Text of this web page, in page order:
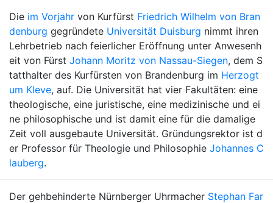
Die im Vorjahr von Kurfürst Friedrich Wilhelm von Bran
denburg gegründete Universität Duisburg nimmt ihren
Lehrbetrieb nach feierlicher Eröffnung unter Anwesenh
eit von Fürst Johann Moritz von Nassau-Siegen, dem S
tatthalter des Kurfürsten von Brandenburg im Herzogt
um Kleve, auf. Die Universität hat vier Fakultäten: eine
theologische, eine juristische, eine medizinische und ei
ne philosophische und ist damit eine für die damalige
Zeit voll ausgebaute Universität. Gründungsrektor ist d
er Professor für Theologie und Philosophie Johannes C
lauberg.
Der gehbehinderte Nürnberger Uhrmacher Stephan Far